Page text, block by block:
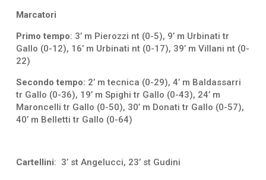
Marcatori
Primo tempo: 3’ m Pierozzi nt (0-5), 9’ m Urbinati tr
Gallo (0-12), 16’ m Urbinati nt (0-17), 39’ m Villani nt (0-
22)
Secondo tempo: 2’ m tecnica (0-29), 4’ m Baldassarri
tr Gallo (0-36), 19’ m Spighi tr Gallo (0-43), 24’ m
Maroncelli tr Gallo (0-50), 30’ m Donati tr Gallo (0-57),
40’ m Belletti tr Gallo (0-64)
Cartellini: 3’ st Angelucci, 23’ st Gudini